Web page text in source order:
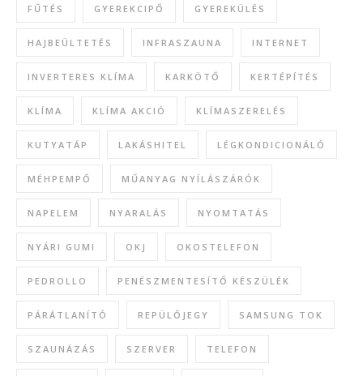
FŰTÉS GYEREKCIPŐ GYEREKÜLÉS
HAJBEÜLTETÉS INFRASZAUNA INTERNET
INVERTERES KLÍMA KARKÖTŐ KERTÉPÍTÉS
KLÍMA KLÍMA AKCIÓ KLÍMASZERELÉS
KUTYATÁP LAKÁSHITEL LÉGKONDICIONÁLÓ
MÉHPEMPŐ MŰANYAG NYÍLÁSZÁRÓK
NAPELEM NYARALÁS NYOMTATÁS
NYÁRI GUMI OKJ OKOSTELEFON
PEDROLLO PENÉSZMENTESÍTŐ KÉSZÜLÉK
PÁRÁTLANÍTÓ REPÜLŐJEGY SAMSUNG TOK
SZAUNÁZÁS SZERVER TELEFON